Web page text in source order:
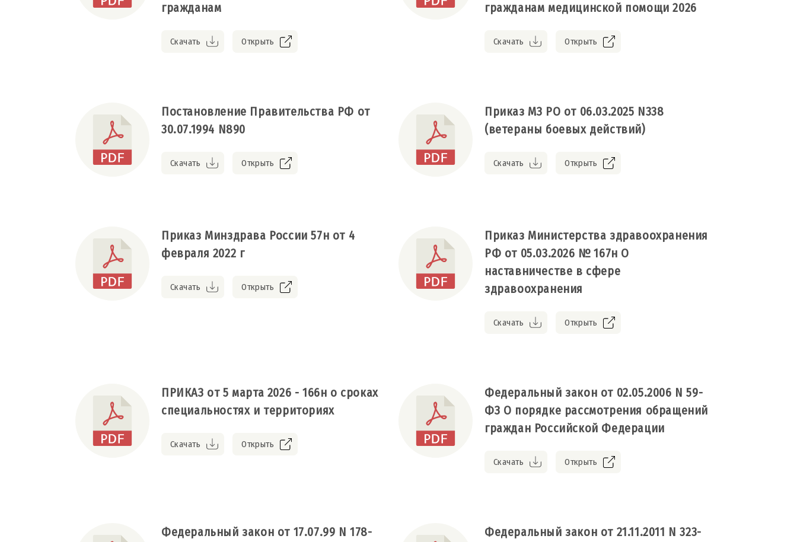
гражданам
Скачать Открыть
гражданам медицинской помощи 2026
Скачать Открыть
Постановление Правительства РФ от
30.07.1994 N890
Скачать Открыть
Приказ МЗ РО от 06.03.2025 N338
(ветераны боевых действий)
Скачать Открыть
Приказ Минздрава России 57н от 4
февраля 2022 г
Скачать Открыть
Приказ Министерства здравоохранения
РФ от 05.03.2026 № 167н О
наставничестве в сфере
здравоохранения
Скачать Открыть
ПРИКАЗ от 5 марта 2026 - 166н о сроках
специальностях и территориях
Скачать Открыть
Федеральный закон от 02.05.2006 N 59-
ФЗ О порядке рассмотрения обращений
граждан Российской Федерации
Скачать Открыть
Федеральный закон от 17.07.99 N 178-
Федеральный закон от 21.11.2011 N 323-